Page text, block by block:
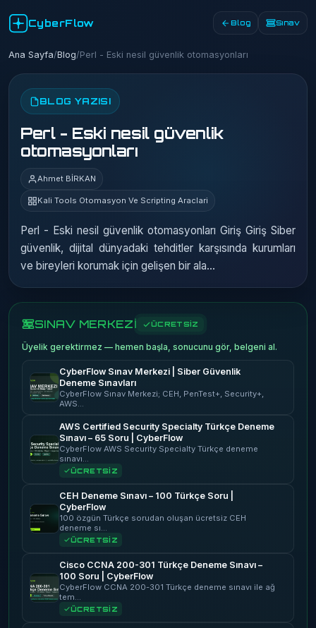
CyberFlow Blog Sınav
Ana Sayfa/Blog/Perl - Eski nesil güvenlik otomasyonları
BLOG YAZISI
Perl - Eski nesil güvenlik
otomasyonları
Ahmet BİRKAN
Kali Tools Otomasyon Ve Scripting Araclari
Perl - Eski nesil güvenlik otomasyonları Giriş Giriş Siber
güvenlik, dijital dünyadaki tehditler karşısında kurumları
ve bireyleri korumak için gelişen bir ala…
SINAV MERKEZİ ÜCRETSİZ
Üyelik gerektirmez — hemen başla, sonucunu gör, belgeni al.
CyberFlow Sınav Merkezi | Siber Güvenlik
Deneme Sınavları
CyberFlow Sınav Merkezi; CEH, PenTest+, Security+,
AWS…
AWS Certified Security Specialty Türkçe Deneme
Sınavı – 65 Soru | CyberFlow
CyberFlow AWS Security Specialty Türkçe deneme
sınavı…
ÜCRETSİZ
CEH Deneme Sınavı – 100 Türkçe Soru |
CyberFlow
100 özgün Türkçe sorudan oluşan ücretsiz CEH
deneme sı…
ÜCRETSİZ
Cisco CCNA 200-301 Türkçe Deneme Sınavı –
100 Soru | CyberFlow
CyberFlow CCNA 200-301 Türkçe deneme sınavı ile ağ
tem…
ÜCRETSİZ